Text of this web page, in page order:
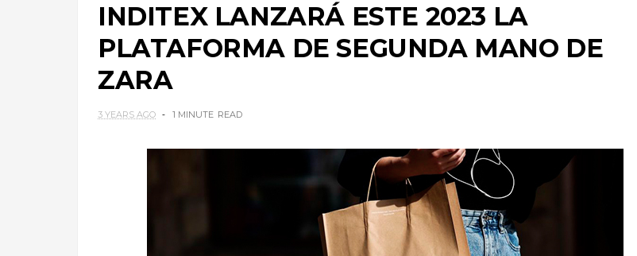
INDITEX LANZARÁ ESTE 2023 LA
PLATAFORMA DE SEGUNDA MANO DE
ZARA
3 YEARS AGO 1 MINUTE READ